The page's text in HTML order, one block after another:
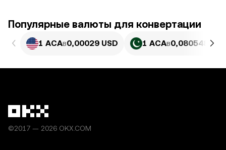
Популярные валюты для конвертации
1 ACAв0,00029 USD 1 ACAв0,080548 PKR
©2017 — 2026 OKX.COM